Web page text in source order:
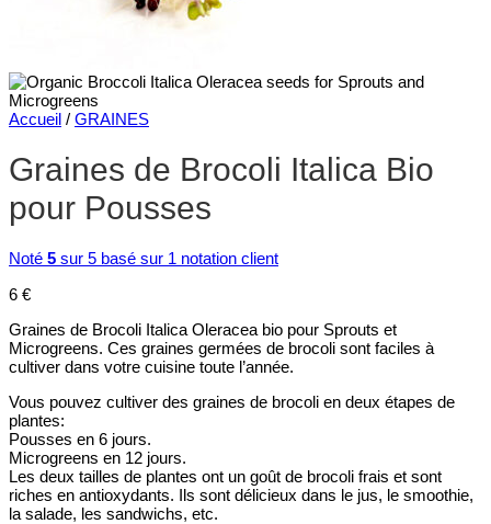
Accueil / GRAINES
Graines de Brocoli Italica Bio
pour Pousses
Noté 5 sur 5 basé sur 1 notation client
6 €
Graines de Brocoli Italica Oleracea bio pour Sprouts et
Microgreens. Ces graines germées de brocoli sont faciles à
cultiver dans votre cuisine toute l’année.
Vous pouvez cultiver des graines de brocoli en deux étapes de
plantes:
Pousses en 6 jours.
Microgreens en 12 jours.
Les deux tailles de plantes ont un goût de brocoli frais et sont
riches en antioxydants. Ils sont délicieux dans le jus, le smoothie,
la salade, les sandwichs, etc.